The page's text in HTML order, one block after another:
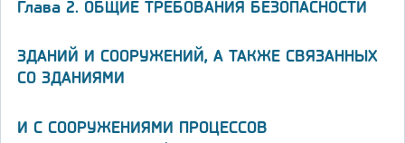
Глава 2. ОБЩИЕ ТРЕБОВАНИЯ БЕЗОПАСНОСТИ
ЗДАНИЙ И СООРУЖЕНИЙ, А ТАКЖЕ СВЯЗАННЫХ
СО ЗДАНИЯМИ
И С СООРУЖЕНИЯМИ ПРОЦЕССОВ